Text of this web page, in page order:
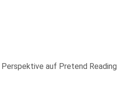
auf Pretend Reading